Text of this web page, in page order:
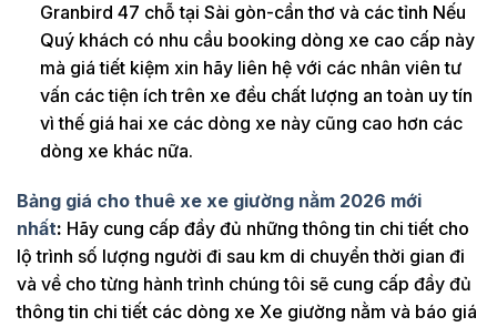
Granbird 47 chỗ tại Sài gòn-cần thơ và các tỉnh Nếu
Quý khách có nhu cầu booking dòng xe cao cấp này
mà giá tiết kiệm xin hãy liên hệ với các nhân viên tư
vấn các tiện ích trên xe đều chất lượng an toàn uy tín
vì thế giá hai xe các dòng xe này cũng cao hơn các
dòng xe khác nữa.
Bảng giá cho thuê xe xe giường nằm 2026 mới
nhất: Hãy cung cấp đầy đủ những thông tin chi tiết cho
lộ trình số lượng người đi sau km di chuyển thời gian đi
và về cho từng hành trình chúng tôi sẽ cung cấp đầy đủ
thông tin chi tiết các dòng xe Xe giường nằm và báo giá